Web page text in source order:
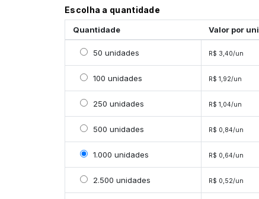
Escolha a quantidade
Quantidade Valor por
Selecionar 50 unidades
50 unidades R$ 3,40/un
Selecionar 100 unidades
100 unidades R$ 1,92/un
Selecionar 250 unidades
250 unidades R$ 1,04/un
Selecionar 500 unidades
500 unidades R$ 0,84/un
Selecionar 1000 unidades
1.000 unidades R$ 0,64/un
Selecionar 2500 unidades
2.500 unidades R$ 0,52/un